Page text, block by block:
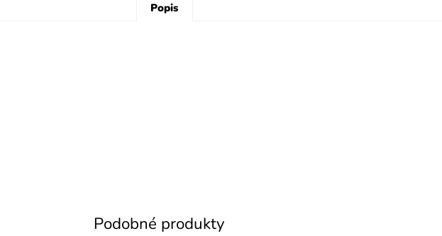
Popis
Podobné produkty